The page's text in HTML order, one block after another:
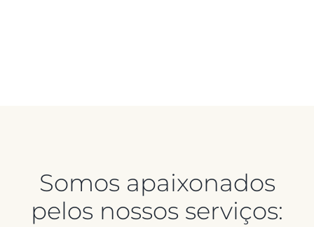
Somos apaixonados
pelos nossos serviços: